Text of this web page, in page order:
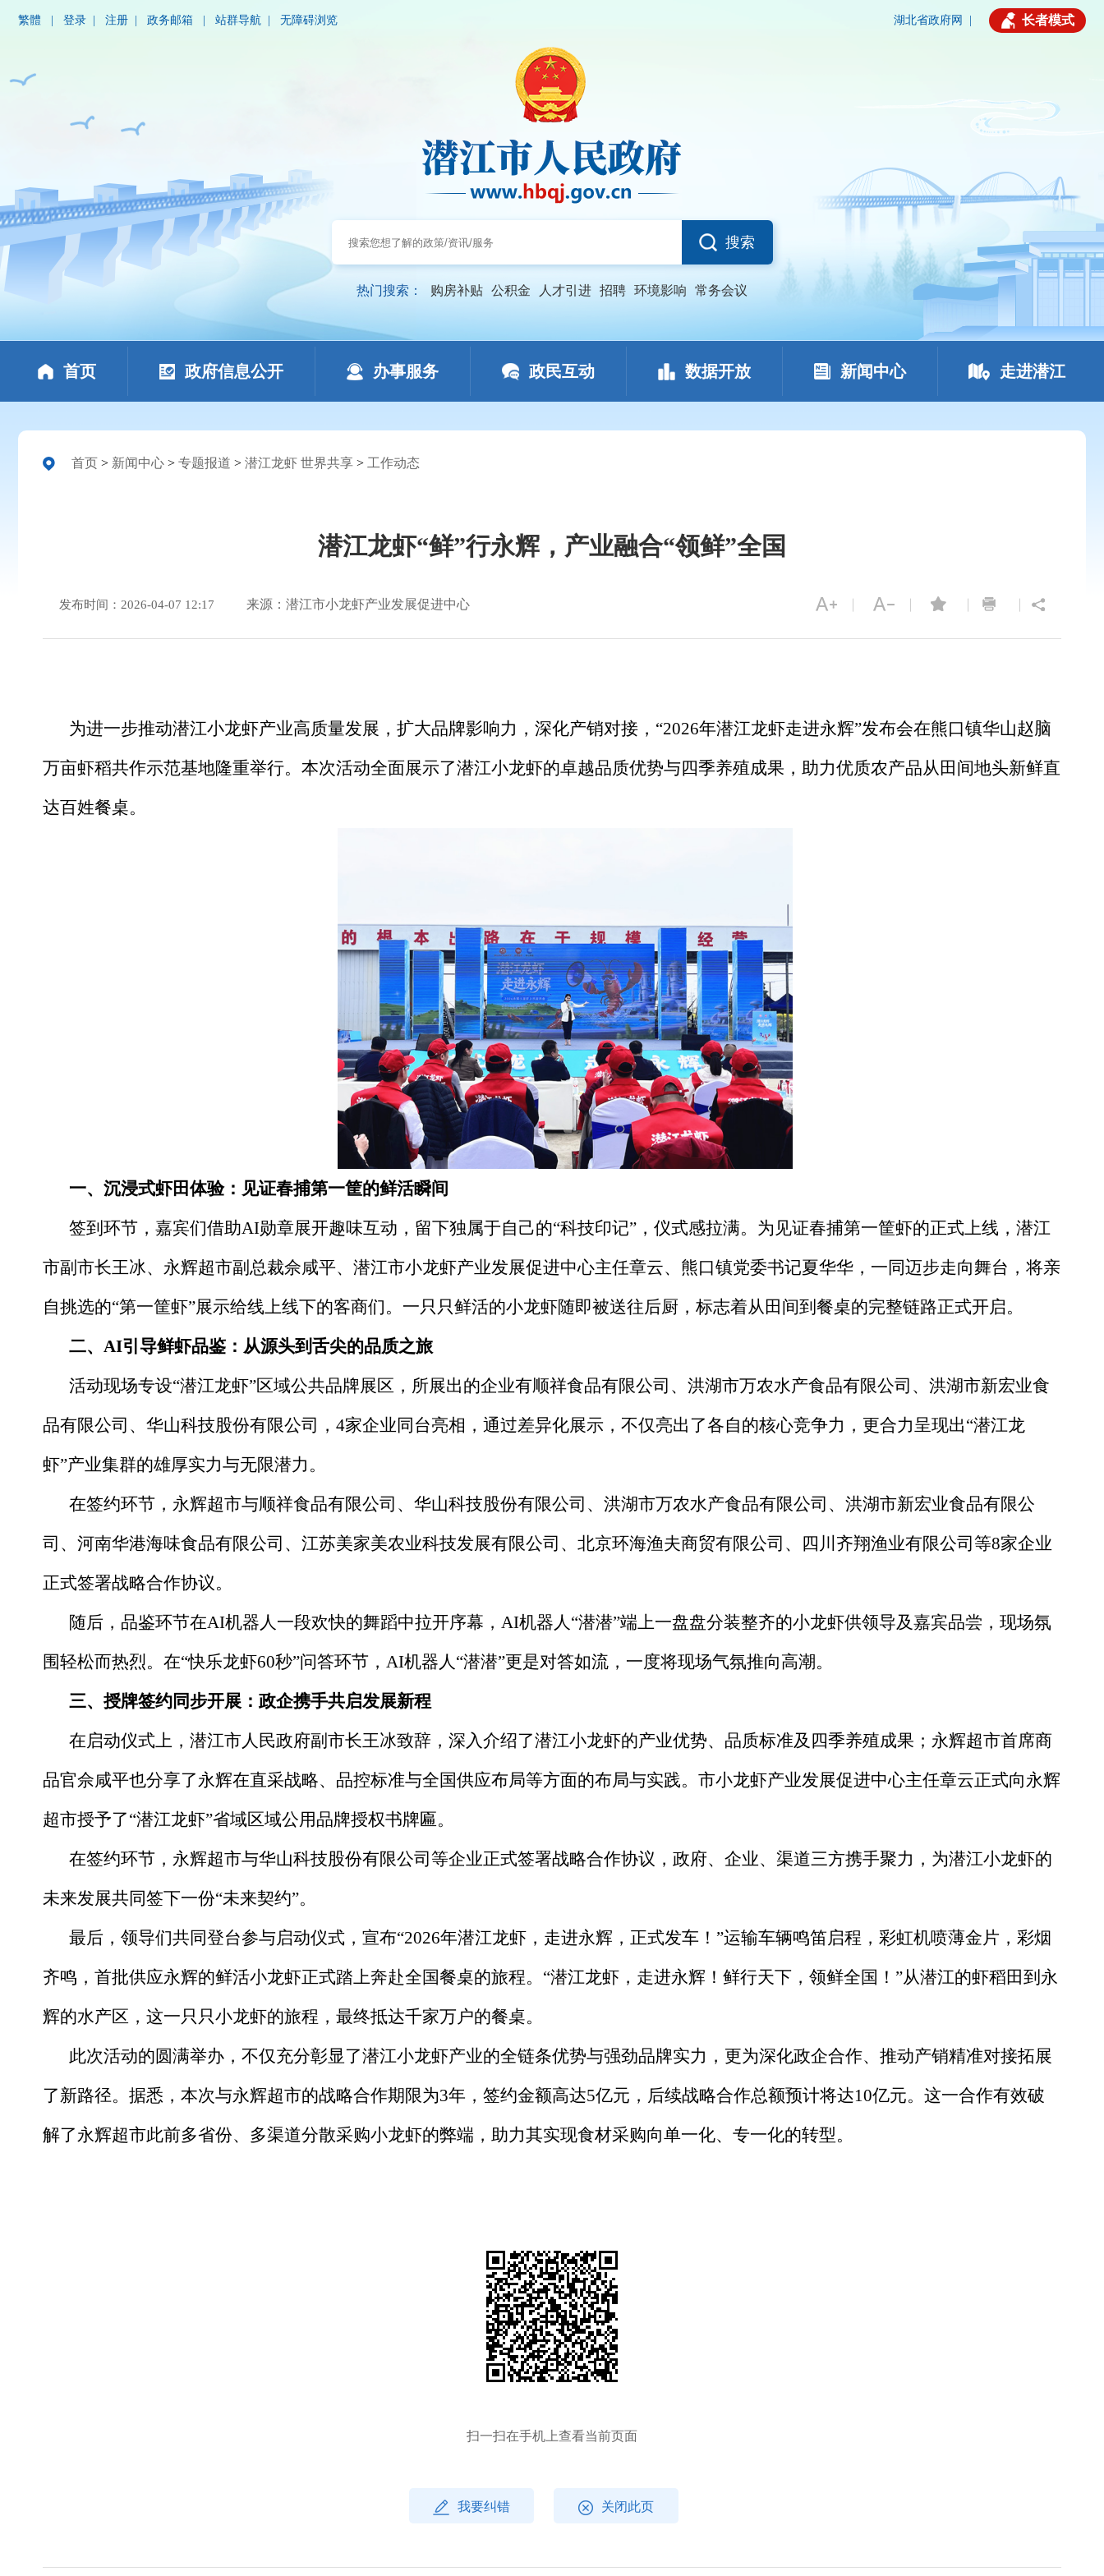
繁體 登录 注册 政务邮箱 站群导航 无障碍浏览 湖北省政府网 长者模式
搜索
热门搜索： 购房补贴 公积金 人才引进 招聘 环境影响 常务会议
首页 政府信息公开 办事服务 政民互动 数据开放 新闻中心 走进潜江
首页 > 新闻中心 > 专题报道 > 潜江龙虾 世界共享 > 工作动态
潜江龙虾“鲜”行永辉，产业融合“领鲜”全国
发布时间：2026-04-07 12:17 来源：潜江市小龙虾产业发展促进中心
为进一步推动潜江小龙虾产业高质量发展，扩大品牌影响力，深化产销对接，“2026年潜江龙虾走进永辉”发布会在熊口镇华山赵脑
万亩虾稻共作示范基地隆重举行。本次活动全面展示了潜江小龙虾的卓越品质优势与四季养殖成果，助力优质农产品从田间地头新鲜直
达百姓餐桌。
一、 沉浸式虾田体验：见证春捕第一筐的鲜活瞬间
签到环节，嘉宾们借助AI勋章展开趣味互动，留下独属于自己的“科技印记”，仪式感拉满。为见证春捕第一筐虾的正式上线，潜江
市副市长王冰、永辉超市副总裁佘咸平、潜江市小龙虾产业发展促进中心主任章云、熊口镇党委书记夏华华，一同迈步走向舞台，将亲
自挑选的“第一筐虾”展示给线上线下的客商们。一只只鲜活的小龙虾随即被送往后厨，标志着从田间到餐桌的完整链路正式开启。
二、 AI引导鲜虾品鉴：从源头到舌尖的品质之旅
活动现场专设“潜江龙虾”区域公共品牌展区，所展出的企业有顺祥食品有限公司、洪湖市万农水产食品有限公司、洪湖市新宏业食
品有限公司、华山科技股份有限公司，4家企业同台亮相，通过差异化展示，不仅亮出了各自的核心竞争力，更合力呈现出“潜江龙
虾”产业集群的雄厚实力与无限潜力。
在签约环节，永辉超市与顺祥食品有限公司、华山科技股份有限公司、洪湖市万农水产食品有限公司、洪湖市新宏业食品有限公
司、河南华港海味食品有限公司、江苏美家美农业科技发展有限公司、北京环海渔夫商贸有限公司、四川齐翔渔业有限公司等8家企业
正式签署战略合作协议。
随后，品鉴环节在AI机器人一段欢快的舞蹈中拉开序幕，AI机器人“潜潜”端上一盘盘分装整齐的小龙虾供领导及嘉宾品尝，现场氛
围轻松而热烈。在“快乐龙虾60秒”问答环节，AI机器人“潜潜”更是对答如流，一度将现场气氛推向高潮。
三、授牌签约同步开展：政企携手共启发展新程
在启动仪式上，潜江市人民政府副市长王冰致辞，深入介绍了潜江小龙虾的产业优势、品质标准及四季养殖成果；永辉超市首席商
品官佘咸平也分享了永辉在直采战略、品控标准与全国供应布局等方面的布局与实践。市小龙虾产业发展促进中心主任章云正式向永辉
超市授予了“潜江龙虾”省域区域公用品牌授权书牌匾。
在签约环节，永辉超市与华山科技股份有限公司等企业正式签署战略合作协议，政府、企业、渠道三方携手聚力，为潜江小龙虾的
未来发展共同签下一份“未来契约”。
最后，领导们共同登台参与启动仪式，宣布“2026年潜江龙虾，走进永辉，正式发车！”运输车辆鸣笛启程，彩虹机喷薄金片，彩烟
齐鸣，首批供应永辉的鲜活小龙虾正式踏上奔赴全国餐桌的旅程。“潜江龙虾，走进永辉！鲜行天下，领鲜全国！”从潜江的虾稻田到永
辉的水产区，这一只只小龙虾的旅程，最终抵达千家万户的餐桌。
此次活动的圆满举办，不仅充分彰显了潜江小龙虾产业的全链条优势与强劲品牌实力，更为深化政企合作、推动产销精准对接拓展
了新路径。据悉，本次与永辉超市的战略合作期限为3年，签约金额高达5亿元，后续战略合作总额预计将达10亿元。这一合作有效破
解了永辉超市此前多省份、多渠道分散采购小龙虾的弊端，助力其实现食材采购向单一化、专一化的转型。
扫一扫在手机上查看当前页面
我要纠错 关闭此页